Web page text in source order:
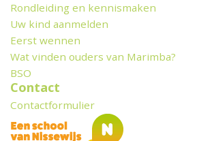
Rondleiding en kennismaken
Uw kind aanmelden
Eerst wennen
Wat vinden ouders van Marimba?
BSO
Contact
Contactformulier